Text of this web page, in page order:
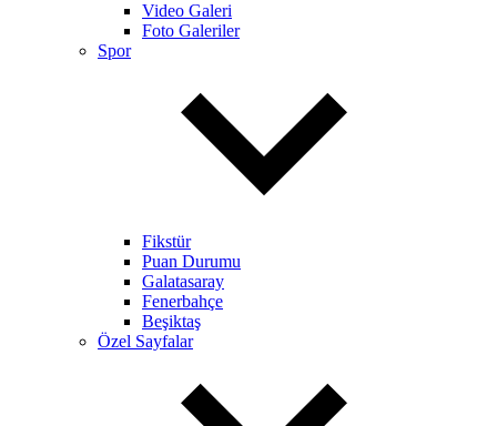
Video Galeri
Foto Galeriler
Spor
Fikstür
Puan Durumu
Galatasaray
Fenerbahçe
Beşiktaş
Özel Sayfalar